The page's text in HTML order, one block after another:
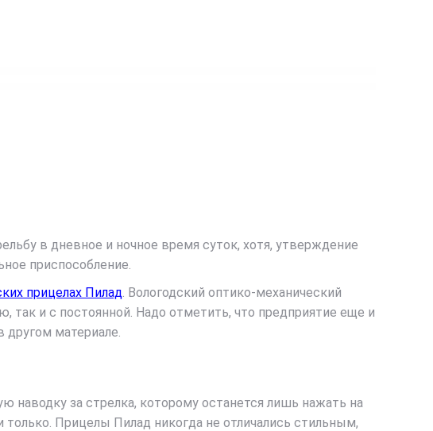
в дневное и ночное время суток, хотя, утверждение
приспособление.
прицелах Пилад. Вологодский оптико-механический
так и с постоянной. Надо отметить, что предприятие еще и
материале.
наводку за стрелка, которому останется лишь нажать на
Прицелы Пилад никогда не отличались стильным,